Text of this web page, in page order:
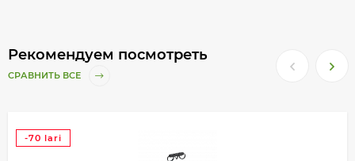
Рекомендуем посмотреть
СРАВНИТЬ ВСЕ
-70 lari